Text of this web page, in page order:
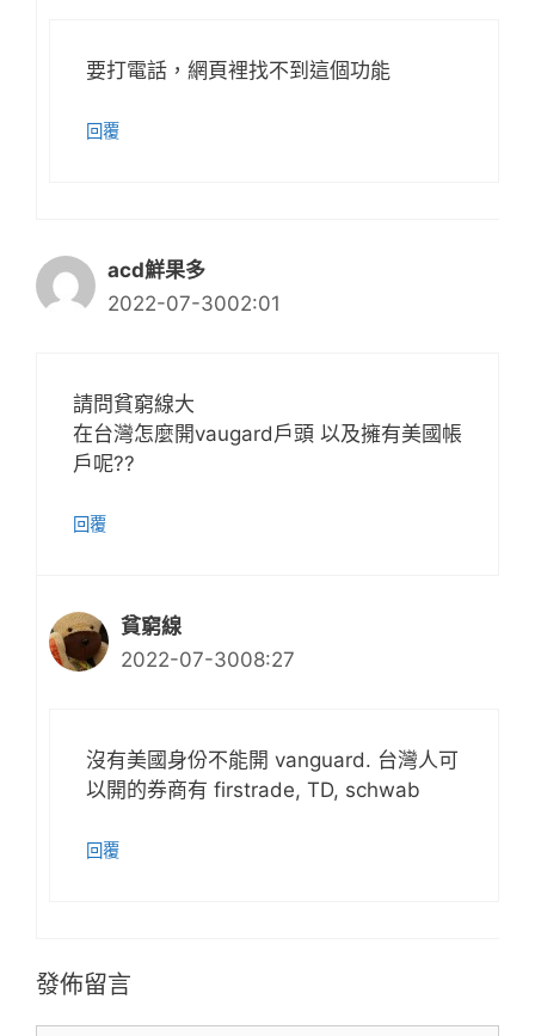
要打電話，網頁裡找不到這個功能
回覆
acd鮮果多
2022-07-3002:01
請問貧窮線大
在台灣怎麼開vaugard戶頭 以及擁有美國帳
戶呢??
回覆
貧窮線
2022-07-3008:27
沒有美國身份不能開 vanguard. 台灣人可
以開的券商有 firstrade, TD, schwab
回覆
發佈留言